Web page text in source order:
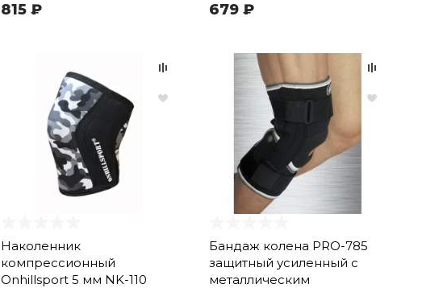
815 ₽ 679 ₽
Наколенник
компрессионный
Onhillsport 5 мм NK-110
Бандаж колена PRO-785
защитный усиленный с
металлическим